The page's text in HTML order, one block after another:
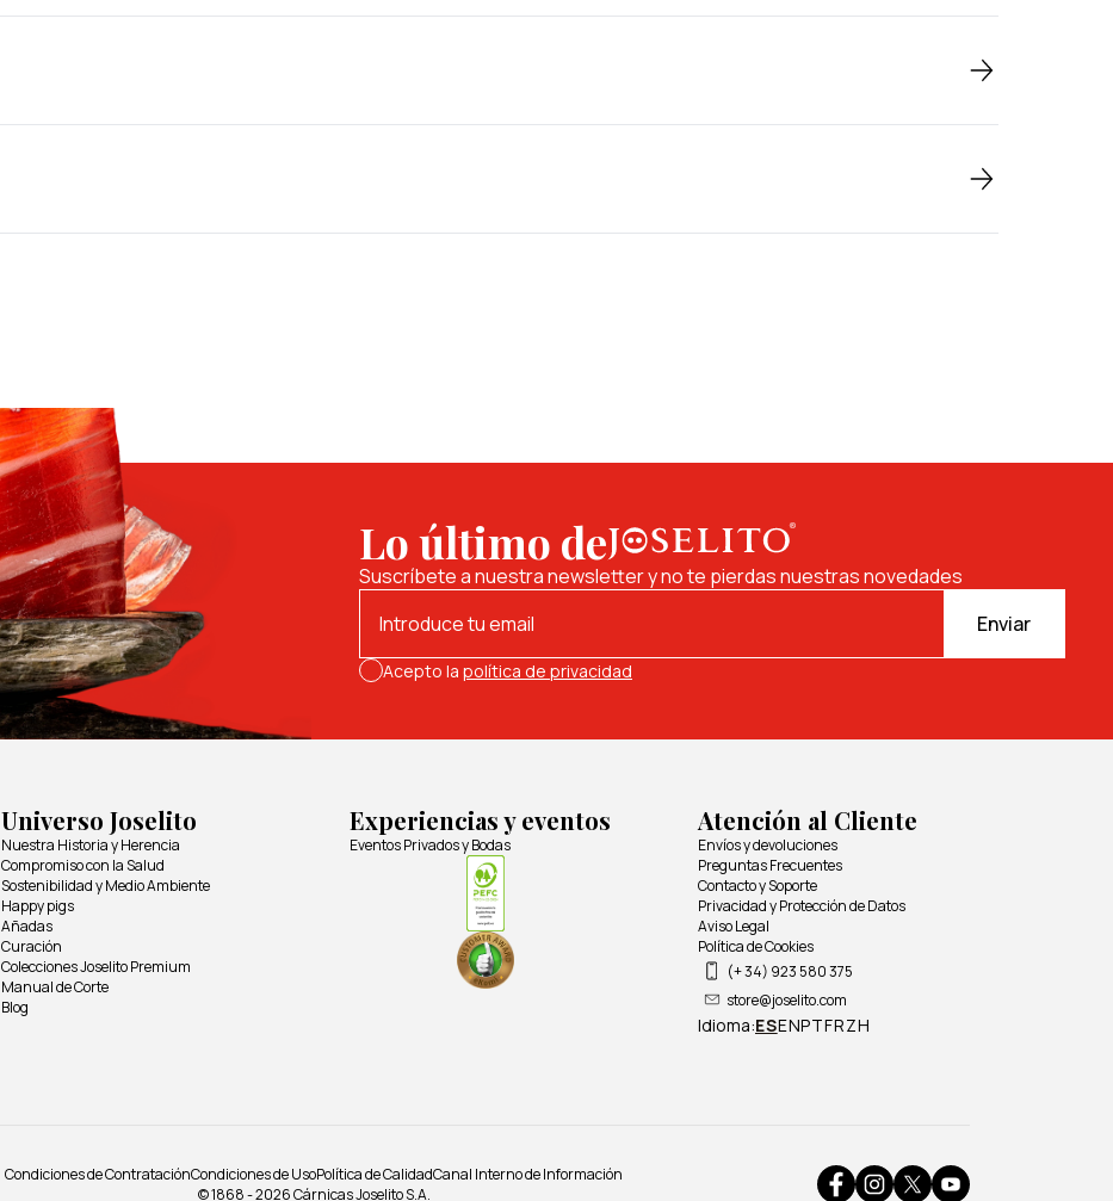
Lo último de
Suscríbete a nuestra newsletter y no te pierdas nuestras novedades
Enviar
Acepto la política de privacidad
Universo Joselito
Nuestra Historia y Herencia
Compromiso con la Salud
Sostenibilidad y Medio Ambiente
Happy pigs
Añadas
Curación
Colecciones Joselito Premium
Manual de Corte
Blog
Experiencias y eventos
Eventos Privados y Bodas
Atención al Cliente
Envíos y devoluciones
Preguntas Frecuentes
Contacto y Soporte
Privacidad y Protección de Datos
Aviso Legal
Política de Cookies
(+ 34) 923 580 375
store@joselito.com
Idioma:ESENPTFRZH
Condiciones de ContrataciónCondiciones de UsoPolítica de CalidadCanal Interno de Información
© 1868 - 2026 Cárnicas Joselito S.A.